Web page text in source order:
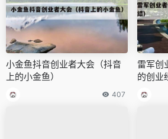
小金鱼抖音创业者大会（抖音
上的小金鱼）
407
雷军创
的创业